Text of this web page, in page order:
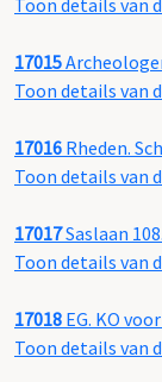
Toon details van
17015
Toon details van
17016 Rheden.
Toon details van
17017Saslaan
Toon details van
17018 EG. KO
Toon details van